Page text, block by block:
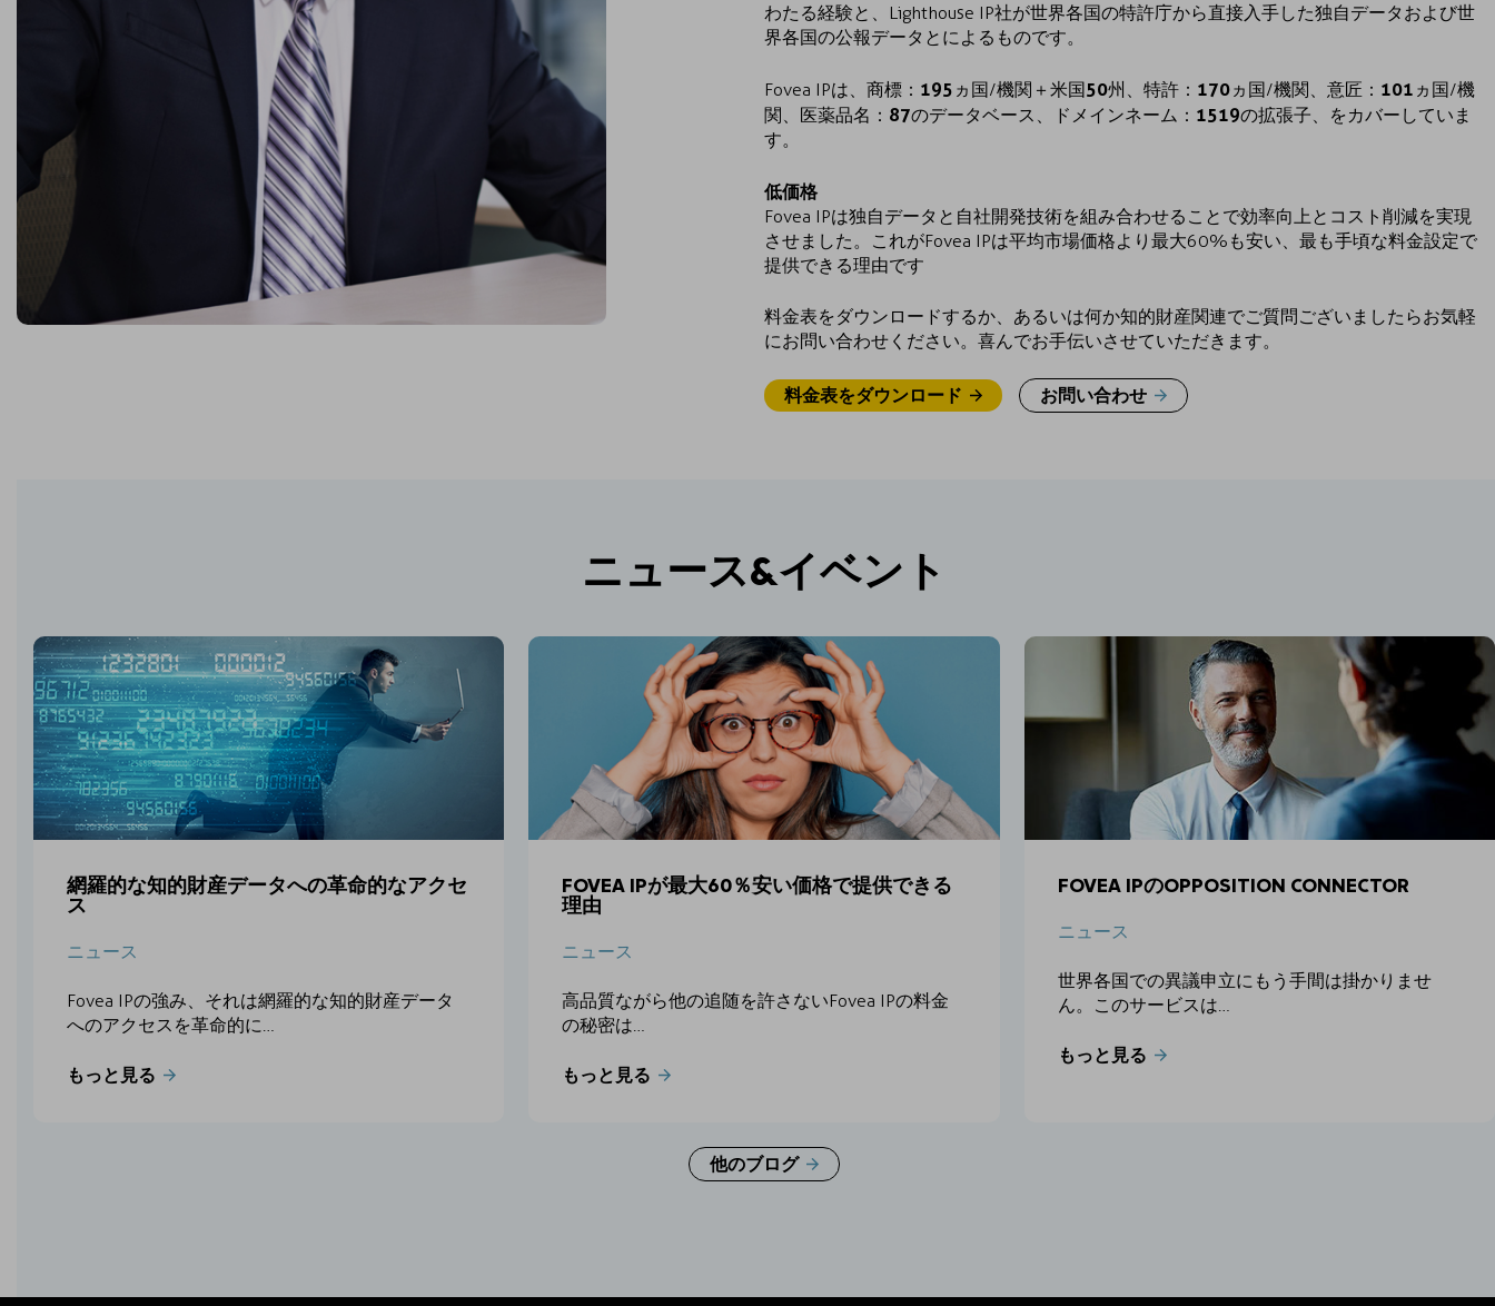
わたる経験と、Lighthouse IP社が世界各国の特許庁から直接入手した独自データおよび世
界各国の公報データとによるものです。
Fovea IPは、商標： 195 ヵ国/機関＋米国50州、特許： 170ヵ国/機関、意匠： 101 ヵ国/機
関、医薬品名： 87のデータベース、ドメインネーム： 1519の拡張子、をカバーしていま
す。
低価格
Fovea IPは独自データと自社開発技術を組み合わせることで効率向上とコスト削減を実現
させました。これがFovea IPは平均市場価格より最大60%も安い、最も手頃な料金設定で
提供できる理由です
料金表をダウンロードするか、あるいは何か知的財産関連でご質問ございましたらお気軽
にお問い合わせください。喜んでお手伝いさせていただきます。
料金表をダウンロード お問い合わせ
ニュース&イベント
網羅的な知的財産データへの革命的なアクセ
ス
ニュース
Fovea IPの強み、それは網羅的な知的財産データ
へのアクセスを革命的に…
もっと見る
FOVEA IPが最大60％安い価格で提供できる
理由
ニュース
高品質ながら他の追随を許さないFovea IPの料金
の秘密は…
もっと見る
FOVEA IPのOPPOSITION CONNECTOR
ニュース
世界各国での異議申立にもう手間は掛かりませ
ん。このサービスは…
もっと見る
他のブログ